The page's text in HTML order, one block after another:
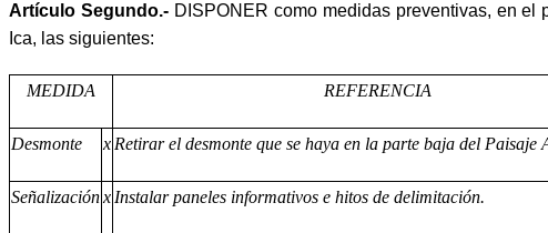
Artículo Segundo.- DISPONER como medidas preventivas, en
Ica, las siguientes:
MEDIDA REFERENCIA
Desmonte x Retirar el desmonte que se haya en la parte baja del Paisaje
Señalizaciónx Instalar paneles informativos e hitos de delimitación.